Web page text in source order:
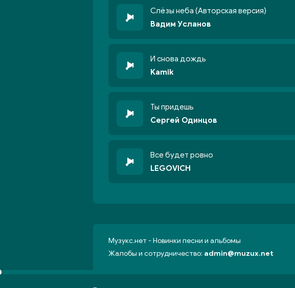
Слёзы неба (Авторская версия)
Вадим Усланов
И снова дождь
Kamik
Ты придешь
Сергей Одинцов
Все будет ровно
LEGOVICH
Музукс.нет - Новинки песни и альбомы
Жалобы и сотрудничество: admin@muzux.net